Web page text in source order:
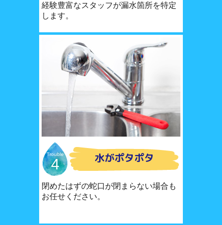
経験豊富なスタッフが漏水箇所を特定
します。
Trouble
4 水がポタポタ
閉めたはずの蛇口が閉まらない場合も
お任せください。